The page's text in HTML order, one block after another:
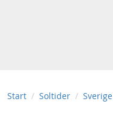
Start Soltider Sverige